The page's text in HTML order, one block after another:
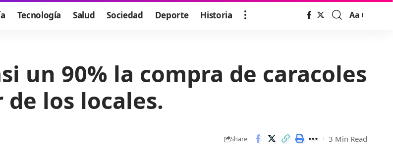
Tecnología Salud Sociedad Deporte Historia
Font
Aa
un 90% la compra de caracoles
los locales.
Share 3 Min Read